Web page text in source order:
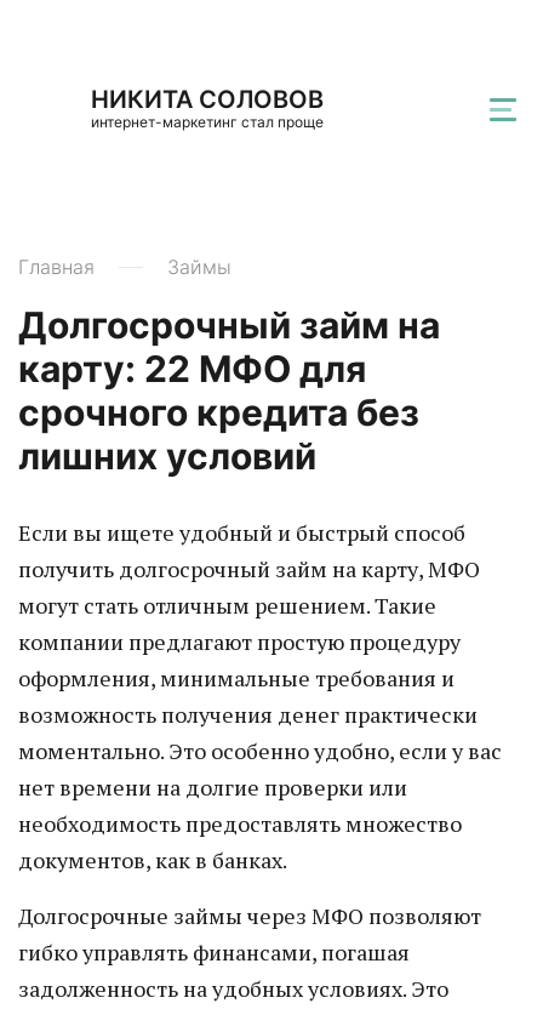
НИКИТА СОЛОВОВ
интернет-маркетинг стал проще
Главная Займы
Долгосрочный займ на
карту: 22 МФО для
срочного кредита без
лишних условий
Если вы ищете удобный и быстрый способ
получить долгосрочный займ на карту, МФО
могут стать отличным решением. Такие
компании предлагают простую процедуру
оформления, минимальные требования и
возможность получения денег практически
моментально. Это особенно удобно, если у вас
нет времени на долгие проверки или
необходимость предоставлять множество
документов, как в банках.
Долгосрочные займы через МФО позволяют
гибко управлять финансами, погашая
задолженность на удобных условиях. Это